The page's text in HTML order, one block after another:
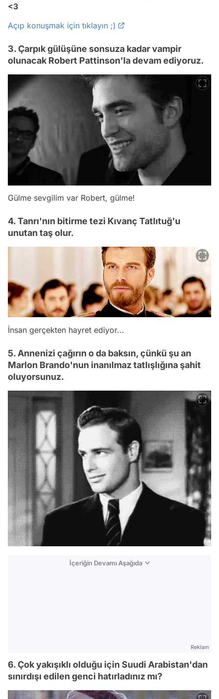
<3
Açıp konuşmak için tıklayın ;)
3. Çarpık gülüşüne sonsuza kadar vampir
olunacak Robert Pattinson'la devam ediyoruz.
Gülme sevgilim var Robert, gülme!
4. Tanrı'nın bitirme tezi Kıvanç Tatlıtuğ'u
unutan taş olur.
İnsan gerçekten hayret ediyor...
5. Annenizi çağırın o da baksın, çünkü şu an
Marlon Brando'nun inanılmaz tatlışlığına şahit
oluyorsunuz.
İçeriğin Devamı Aşağıda
Reklam
6. Çok yakışıklı olduğu için Suudi Arabistan'dan
sınırdışı edilen genci hatırladınız mı?